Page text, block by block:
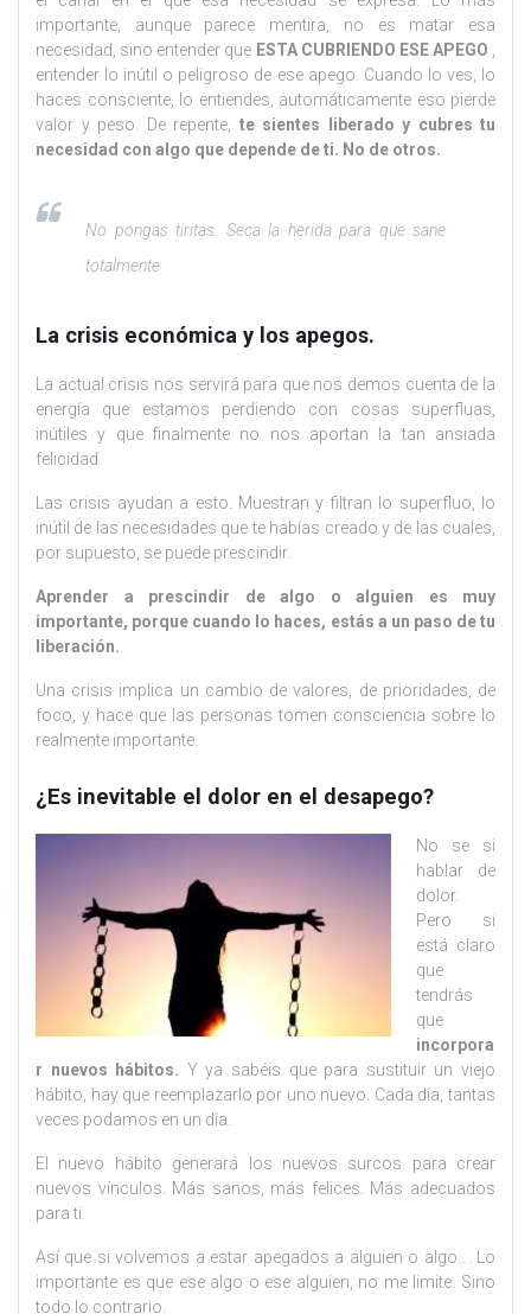
importante, aunque parece mentira, no es matar esa
necesidad, sino entender que ESTA CUBRIENDO ESE APEGO ,
entender lo inútil o peligroso de ese apego. Cuando lo ves, lo
haces consciente, lo entiendes, automáticamente eso pierde
valor y peso. De repente, te sientes liberado y cubres tu
necesidad con algo que depende de ti. No de otros.
No pongas tiritas. Seca la herida para que sane
totalmente
La crisis económica y los apegos.
La actual crisis nos servirá para que nos demos cuenta de la
energía que estamos perdiendo con cosas superfluas,
inútiles y que finalmente no nos aportan la tan ansiada
felicidad.
Las crisis ayudan a esto. Muestran y filtran lo superfluo, lo
inútil de las necesidades que te habías creado y de las cuales,
por supuesto, se puede prescindir.
Aprender a prescindir de algo o alguien es muy
importante, porque cuando lo haces, estás a un paso de tu
liberación.
Una crisis implica un cambio de valores, de prioridades, de
foco, y hace que las personas tomen consciencia sobre lo
realmente importante.
¿Es inevitable el dolor en el desapego?
No se si
hablar de
dolor.
Pero si
está claro
que
tendrás
que
incorpora
r nuevos hábitos. Y ya sabéis que para sustituir un viejo
hábito, hay que reemplazarlo por uno nuevo. Cada día, tantas
veces podamos en un día.
El nuevo hábito generará los nuevos surcos para crear
nuevos vínculos. Más sanos, más felices. Más adecuados
para ti.
Así que si volvemos a estar apegados a alguien o algo…. Lo
importante es que ese algo o ese alguien, no me limite. Sino
todo lo contrario.